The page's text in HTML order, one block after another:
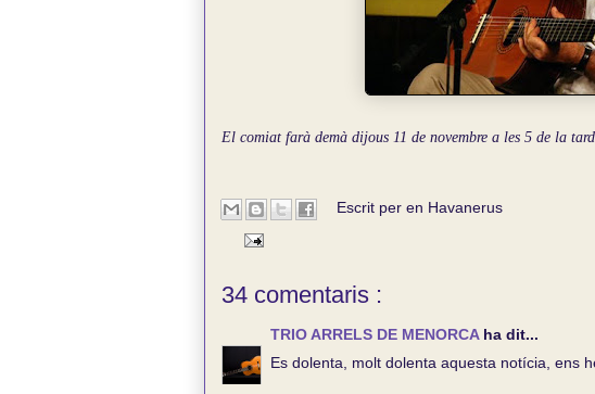
El comiat farà demà dijous 11 de novembre a les 5 de la
Escrit per en Havanerus
34 comentaris :
TRIO ARRELS DE MENORCA ha dit...
Es dolenta, molt dolenta aquesta notícia, ens